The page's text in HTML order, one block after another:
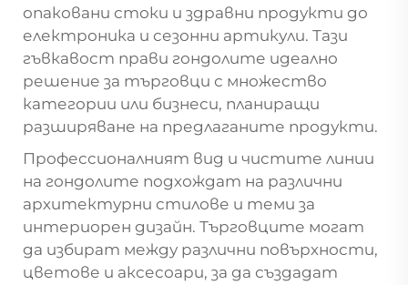
опаковани стоки и здравни продукти до
електроника и сезонни артикули. Тази
гъвкавост прави гондолите идеално
решение за търговци с множество
категории или бизнеси, планиращи
разширяване на предлаганите продукти.
Профессионалният вид и чистите линии
на гондолите подхождат на различни
архитектурни стилове и теми за
интериорен дизайн. Търговците могат
да избират между различни повърхности,
цветове и аксесоари, за да създадат